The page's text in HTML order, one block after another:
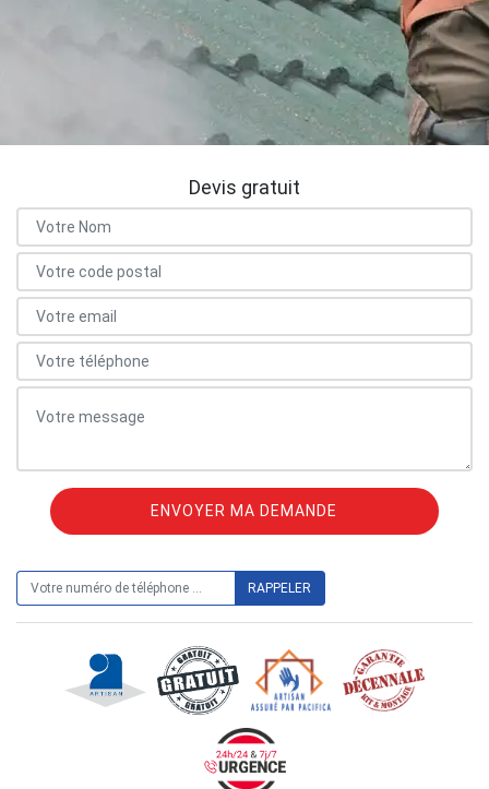
Devis gratuit